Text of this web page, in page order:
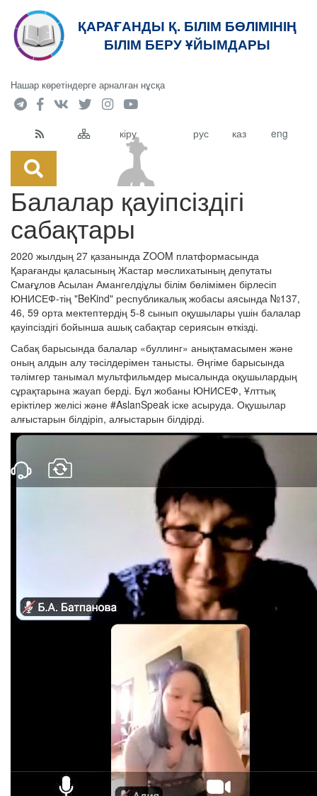
ҚАРАҒАНДЫ Қ. БІЛІМ БӨЛІМІНІҢ
БІЛІМ БЕРУ ҰЙЫМДАРЫ
Нашар көретіндерге арналған нұсқа
кіру рус каз eng
Балалар қауіпсіздігі
сабақтары
2020 жылдың 27 қазанында ZOOM платформасында
Қарағанды қаласының Жастар мәслихатының депутаты
Смағұлов Асылан Амангелдіұлы білім бөлімімен бірлесіп
ЮНИСЕФ-тің "BeKind" республикалық жобасы аясында №137,
46, 59 орта мектептердің 5-8 сынып оқушылары үшін балалар
қауіпсіздігі бойынша ашық сабақтар сериясын өткізді.
Сабақ барысында балалар «буллинг» анықтамасымен және
оның алдын алу тәсілдерімен танысты. Әңгіме барысында
тәлімгер танымал мультфильмдер мысалында оқушылардың
сұрақтарына жауап берді. Бұл жобаны ЮНИСЕФ, Ұлттық
еріктілер желісі және #AslanSpeak іске асыруда. Оқушылар
алғыстарын білдіріп, алғыстарын білдірді.